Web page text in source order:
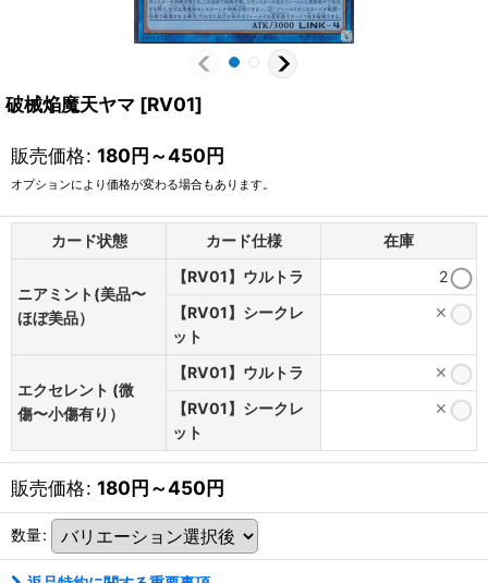
破械焔魔天ヤマ [RV01]
販売価格: 180円～450円
オプションにより価格が変わる場合もあります。
カード状態 カード仕様 在庫
ニアミント(美品〜
ほぼ美品）
【RV01】ウルトラ
2
【RV01】シークレ
ット
✕
エクセレント (微
傷〜小傷有り）
【RV01】ウルトラ
✕
【RV01】シークレ
ット
✕
販売価格: 180円～450円
数量: